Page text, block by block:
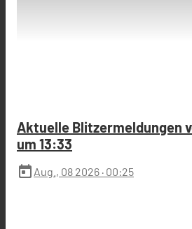
Aktuelle Blitzermeldungen
um 13:33
today Aug., 08 2026 · 00:25